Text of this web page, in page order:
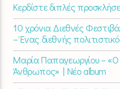
Κερδίστε διπλές
10 χρόνια Διεθνές
– Ένας διεθνής
Μαρία Παπαγεωργίου – «Ο
Άνθρωπος» | Νέο album